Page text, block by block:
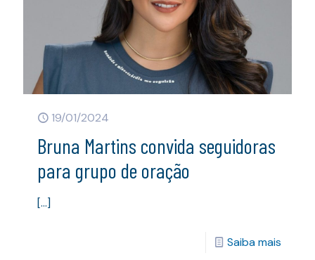
19/01/2024
Bruna Martins convida seguidoras
para grupo de oração
[…]
Saiba mais